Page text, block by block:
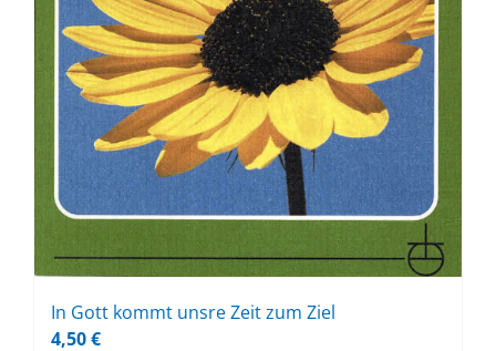
In Gott kommt uns­re Zeit zum Ziel
4,50€